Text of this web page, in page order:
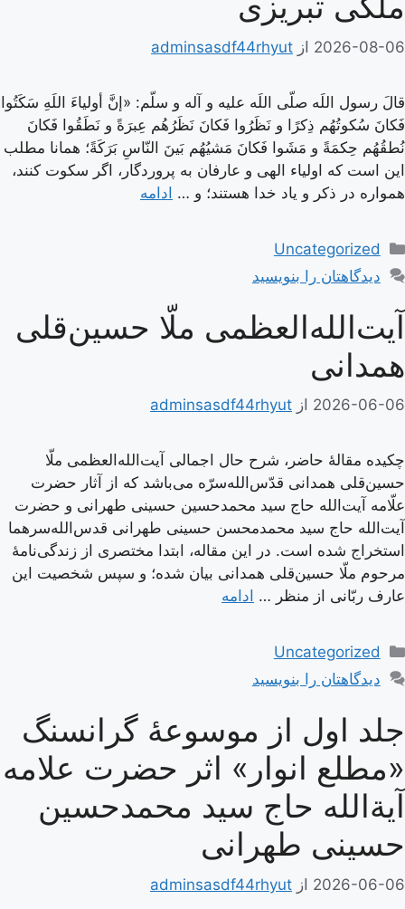
2026-08-06 از adminsasdf44rhyut
قالَ رسول اللَه صلّى اللَه عليه و آله و سلّم: «إنَّ أولياءَ اللَهِ سَكَتُوا
فَكانَ سُكوتُهُم ذِكرًا و نَظَرُوا فَكانَ نَظَرُهُم عِبرَةً و نَطَقُوا فَكانَ
نُطقُهُم حِكمَةً و مَشَوا فَكانَ مَشيُهُم بَينَ النّاسِ بَرَكَةً؛ همانا مطلب
اين است كه اولياء الهى و عارفان به پروردگار، اگر سكوت كنند،
همواره در ذكر و ياد خدا هستند؛ و … ادامه
دسته‌ها
Uncategorized
دیدگاهتان را بنویسید
آیت‌الله‌العظمی ملّا حسین‌قلی
همدانی
2026-06-06 از adminsasdf44rhyut
چکیده مقالۀ حاضر، شرح حال اجمالی آیت‌الله‌العظمی ملّا
حسین‌قلی همدانی قدّس‌الله‌سرّه می‌باشد که از آثار حضرت
علّامه آیت‌الله حاج سید محمدحسین حسینی طهرانی و حضرت
آیت‌الله حاج سید محمدمحسن حسینی طهرانی قدس‌الله‌سرهما
استخراج شده است. در این مقاله، ابتدا مختصری از زندگی‌نامۀ
مرحوم ملّا حسین‌قلی همدانی بیان شده؛ و سپس شخصیت این
عارف ربّانی از منظر … ادامه
دسته‌ها
Uncategorized
دیدگاهتان را بنویسید
جلد اول از موسوعۀ گرانسنگ
«مطلع انوار» اثر حضرت علامه
آیة‌الله حاج سید محمدحسین
حسینی طهرانی
2026-06-06 از adminsasdf44rhyut